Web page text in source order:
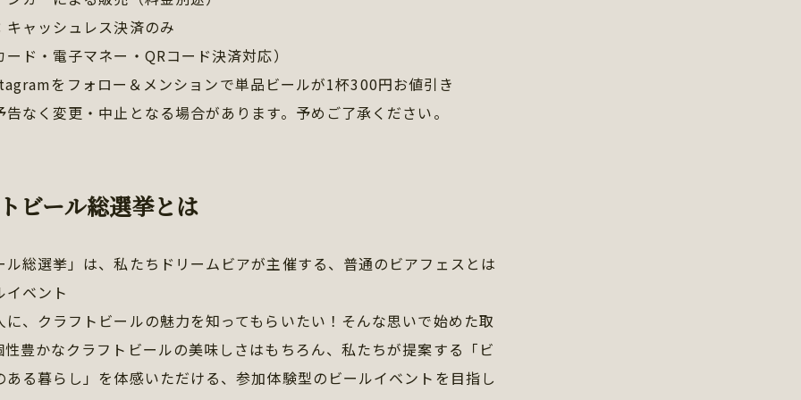
キャッシュレス決済のみ
ド・電子マネー・QRコード決済対応）
をフォロー＆メンションで単品ビールが1杯300円お値引き
なく変更・中止となる場合があります。予めご了承ください。
ビール総選挙とは
ル総選挙」は、私たちドリームビアが主催する、普通のビアフェスとは
イベント
に、クラフトビールの魅力を知ってもらいたい！そんな思いで始めた取
性豊かなクラフトビールの美味しさはもちろん、私たちが提案する「ビ
ある暮らし」を体感いただける、参加体験型のビールイベントを目指し